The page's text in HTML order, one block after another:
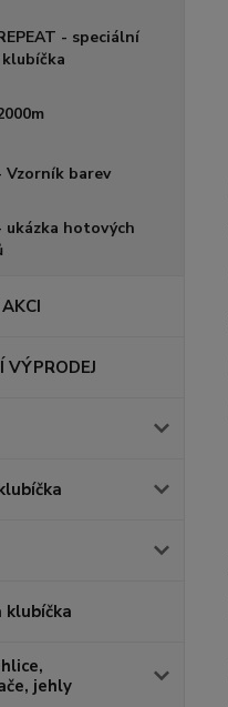
- speciální
Vzorník barev
ukázka hotových
VÝPRODEJ
klubíčka
jehly